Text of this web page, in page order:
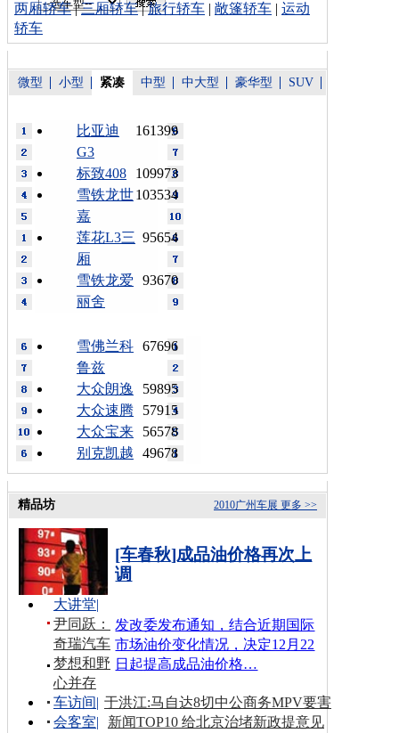
两厢轿车|三厢轿车|旅行轿车 | 敞篷轿车 | 运动
轿车
微型 小型 紧凑 中型 中大型 豪华型 SUV
161399
比亚迪
G3
109973
标致408
103534
雪铁龙世
嘉
95654
莲花L3三
厢
93670
雪铁龙爱
丽舍
67696
雪佛兰科
鲁兹
59895
大众朗逸
57915
大众速腾
56578
大众宝来
49678
别克凯越
更多 >>
2010广州车展
精品坊
[车春秋]成品油价格再次上
调
发改委发布通知，结合近期国际
市场油价变化情况，决定12月22
日起提高成品油价格…
大讲堂|
尹同跃：
奇瑞汽车
梦想和野
心并存
车访间| 于洪江:马自达8切中公商务MPV要害
会客室|
新闻TOP10 给北京治堵新政提意见